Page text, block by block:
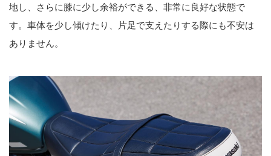
地し、さらに膝に少し余裕ができる、非常に良好な状態で
す。車体を少し傾けたり、片足で支えたりする際にも不安は
ありません。